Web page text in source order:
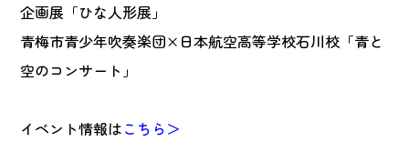
企画展「ひな人形展」
青梅市青少年吹奏楽団×日本航空高等学校石川校「青と
空のコンサート」
イベント情報はこちら＞